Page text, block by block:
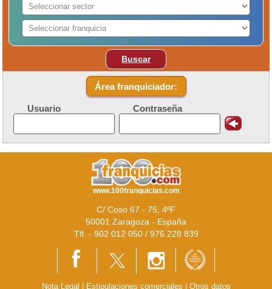
Buscar
Área franquiciador:
Usuario Contraseña
www.100franquicias.com
C/ Coso 67 - 75, 4ºF
50001 Zaragoza - España
Tlf. - 902 012 050 / 976 228 839
Nota Legal Estipulaciones comerciales Otros datos